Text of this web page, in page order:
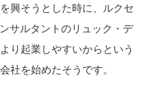
興そうとした時に、ルクセ
サルタントのリュック・デ
り起業しやすいからという
社を始めたそうです。